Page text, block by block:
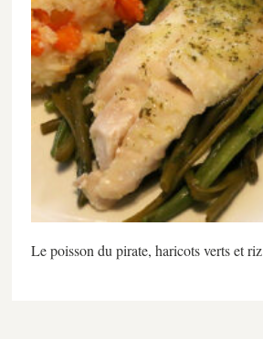
Le poisson du pirate, haricots verts et